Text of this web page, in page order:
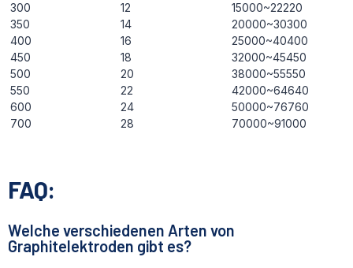
300 12
15000~22220
350
14
20000~30300
400
16
25000~40400
450
18
32000~45450
500
20
38000~55550
550
22
42000~64640
600
24
50000~76760
700
28 70000~91000
FAQ:
Welche verschiedenen Arten von
Graphitelektroden gibt es?